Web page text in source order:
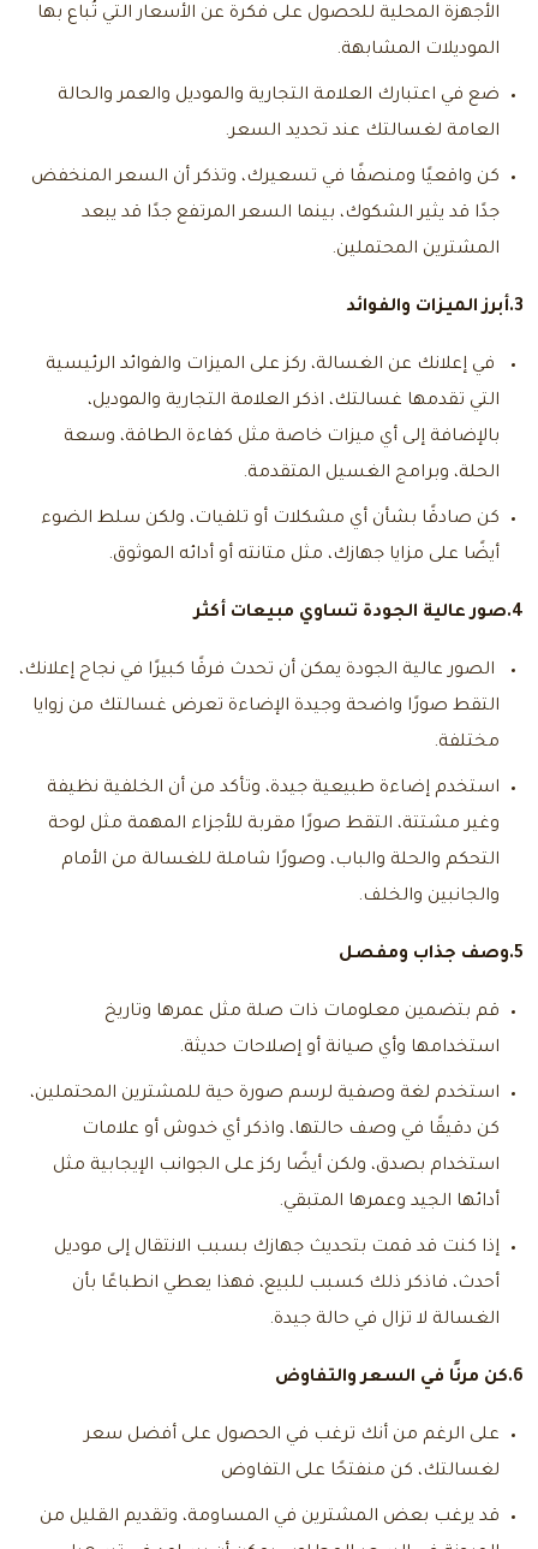
الأجهزة المحلية للحصول على فكرة عن الأسعار التي تُباع بها
الموديلات المشابهة.
ضع في اعتبارك العلامة التجارية والموديل والعمر والحالة
العامة لغسالتك عند تحديد السعر.
كن واقعيًا ومنصفًا في تسعيرك، وتذكر أن السعر المنخفض
جدًا قد يثير الشكوك، بينما السعر المرتفع جدًا قد يبعد
المشترين المحتملين.
3.أبرز الميزات والفوائد
في إعلانك عن الغسالة، ركز على الميزات والفوائد الرئيسية
التي تقدمها غسالتك، اذكر العلامة التجارية والموديل،
بالإضافة إلى أي ميزات خاصة مثل كفاءة الطاقة، وسعة
الحلة، وبرامج الغسيل المتقدمة.
كن صادقًا بشأن أي مشكلات أو تلفيات، ولكن سلط الضوء
أيضًا على مزايا جهازك، مثل متانته أو أدائه الموثوق.
4.صور عالية الجودة تساوي مبيعات أكثر
الصور عالية الجودة يمكن أن تحدث فرقًا كبيرًا في نجاح إعلانك،
التقط صورًا واضحة وجيدة الإضاءة تعرض غسالتك من زوايا
مختلفة.
استخدم إضاءة طبيعية جيدة، وتأكد من أن الخلفية نظيفة
وغير مشتتة، التقط صورًا مقربة للأجزاء المهمة مثل لوحة
التحكم والحلة والباب، وصورًا شاملة للغسالة من الأمام
والجانبين والخلف.
5.وصف جذاب ومفصل
قم بتضمين معلومات ذات صلة مثل عمرها وتاريخ
استخدامها وأي صيانة أو إصلاحات حديثة.
استخدم لغة وصفية لرسم صورة حية للمشترين المحتملين،
كن دقيقًا في وصف حالتها، واذكر أي خدوش أو علامات
استخدام بصدق، ولكن أيضًا ركز على الجوانب الإيجابية مثل
أدائها الجيد وعمرها المتبقي.
إذا كنت قد قمت بتحديث جهازك بسبب الانتقال إلى موديل
أحدث، فاذكر ذلك كسبب للبيع، فهذا يعطي انطباعًا بأن
الغسالة لا تزال في حالة جيدة.
6.كن مرنًا في السعر والتفاوض
على الرغم من أنك ترغب في الحصول على أفضل سعر
لغسالتك، كن منفتحًا على التفاوض
قد يرغب بعض المشترين في المساومة، وتقديم القليل من